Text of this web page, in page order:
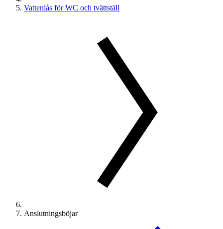
Vattenlås för WC och tvättställ
Anslutningsböjar